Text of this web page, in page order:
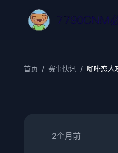
首页 / 赛事快讯 / 咖啡恋人
2个月前